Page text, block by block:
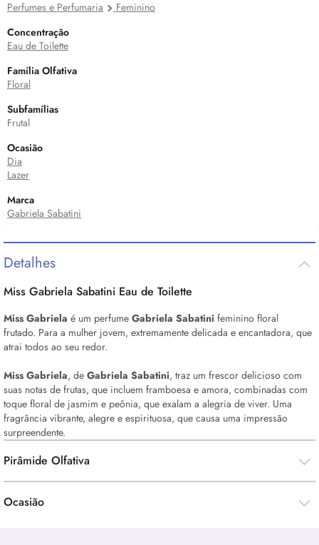
Perfumes e Perfumaria
Feminino
Concentração
Eau de Toilette
Família Olfativa
Floral
Subfamílias
Frutal
Ocasião
Dia
Lazer
Marca
Gabriela Sabatini
Detalhes
Miss Gabriela Sabatini Eau de Toilette
Miss Gabriela é um perfume Gabriela Sabatini feminino floral
frutado. Para a mulher jovem, extremamente delicada e encantadora, que
atrai todos ao seu redor.
Miss Gabriela, de Gabriela Sabatini, traz um frescor delicioso com
suas notas de frutas, que incluem framboesa e amora, combinadas com
toque floral de jasmim e peônia, que exalam a alegria de viver. Uma
fragrância vibrante, alegre e espirituosa, que causa uma impressão
surpreendente.
Pirâmide Olfativa
Ocasião